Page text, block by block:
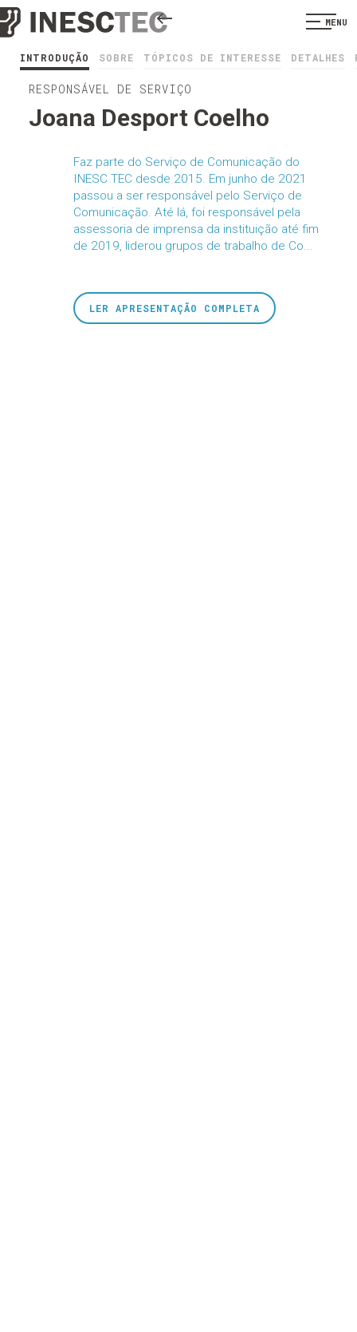
MENU
INTRODUÇÃO SOBRE TÓPICOS DE INTERESSE DETALHES
RESPONSÁVEL DE SERVIÇO
Joana Desport Coelho
Faz parte do Serviço de Comunicação do
INESC TEC desde 2015. Em junho de 2021
passou a ser responsável pelo Serviço de
Comunicação. Até lá, foi responsável pela
assessoria de imprensa da instituição até fim
de 2019, liderou grupos de trabalho de Co...
LER APRESENTAÇÃO COMPLETA